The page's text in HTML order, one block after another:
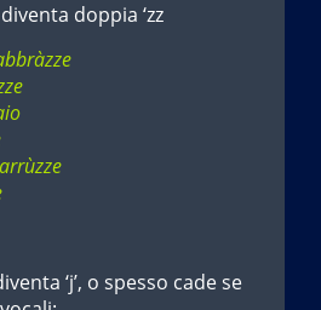
doppia ‘zz
‘j’, o spesso cade se